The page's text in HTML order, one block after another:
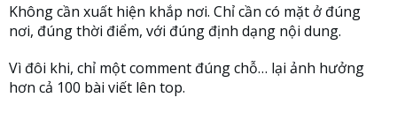
Không cần xuất hiện khắp nơi. Chỉ cần có mặt ở đúng
nơi, đúng thời điểm, với đúng định dạng nội dung.
Vì đôi khi, chỉ một comment đúng chỗ… lại ảnh hưởng
hơn cả 100 bài viết lên top.